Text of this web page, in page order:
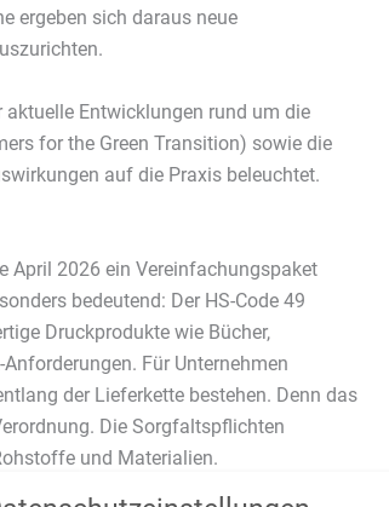
ergeben sich daraus neue
aktuelle Entwicklungen rund um die
for the Green Transition) sowie die
auf die Praxis beleuchtet.
April 2026 ein Vereinfachungspaket
bedeutend: Der HS-Code 49
Druckprodukte wie Bücher,
Für Unternehmen
der Lieferkette bestehen. Denn das
Die Sorgfaltspflichten
und Materialien.